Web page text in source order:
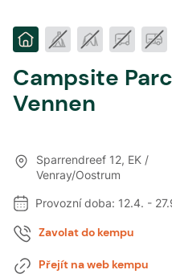
Campsite
Vennen
Sparrendreef 12, EK /
Venray/Oostrum
Provozní doba: 12.4. -
Zavolat do kempu
Přejít na web kempu